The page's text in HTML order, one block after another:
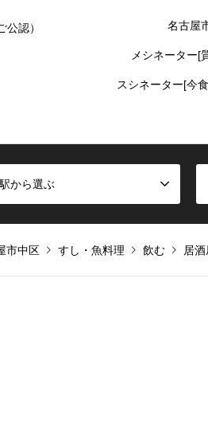
認） 名古屋
メシネーター[
スシネーター[今
から選ぶ
市中区 すし・魚料理 飲む 居